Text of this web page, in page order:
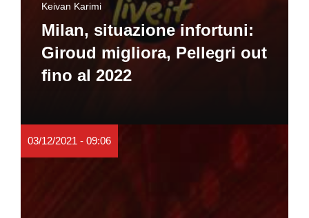
Keivan Karimi
Milan, situazione infortuni:
Giroud migliora, Pellegri out
fino al 2022
03/12/2021 - 09:06